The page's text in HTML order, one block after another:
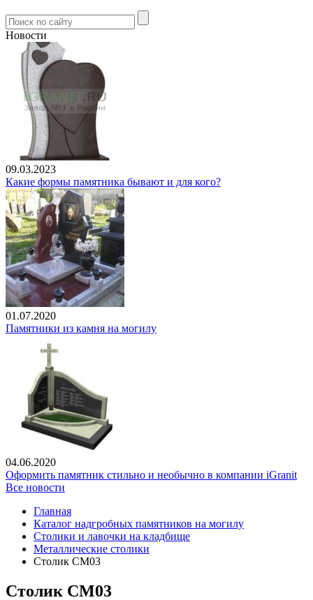
Новости
09.03.2023
Какие формы памятника бывают и для кого?
01.07.2020
Памятники из камня на могилу
04.06.2020
Оформить памятник стильно и необычно в компании iGranit
Все новости
Главная
Каталог надгробных памятников на могилу
Столики и лавочки на кладбище
Металлические столики
Столик СМ03
Столик СМ03